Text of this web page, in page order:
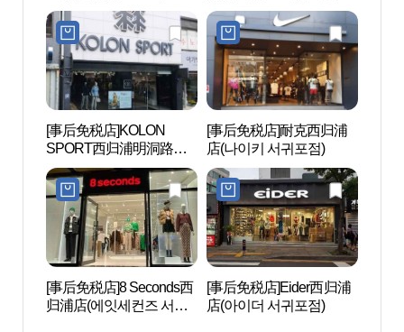
서귀포점)
[事后免税店]KOLON
SPORT西归浦明洞路店
(코오롱스포츠 서귀포명
동로점)
[事后免税店]耐克西归浦
店(나이키 서귀포점)
[事后免税店]8 Seconds西
归浦店(에잇세컨즈 서귀
[事后免税店]Eider西归浦
店(아이더 서귀포점)